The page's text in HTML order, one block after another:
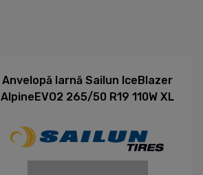
Anvelopă Iarnă Sailun IceBlazer
AlpineEVO2 265/50 R19 110W XL